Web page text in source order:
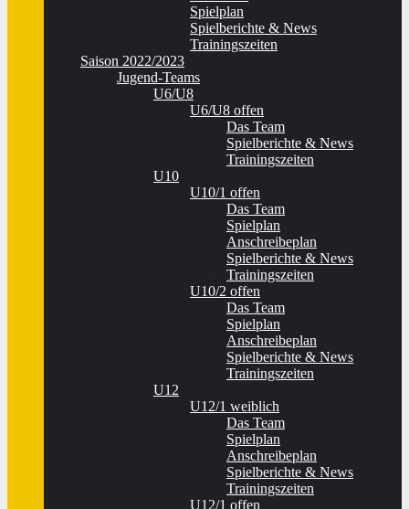
Spielplan
Spielberichte & News
Trainingszeiten
Saison 2022/2023
Jugend-Teams
U6/U8
U6/U8 offen
Das Team
Spielberichte & News
Trainingszeiten
U10
U10/1 offen
Das Team
Spielplan
Anschreibeplan
Spielberichte & News
Trainingszeiten
U10/2 offen
Das Team
Spielplan
Anschreibeplan
Spielberichte & News
Trainingszeiten
U12
U12/1 weiblich
Das Team
Spielplan
Anschreibeplan
Spielberichte & News
Trainingszeiten
U12/1 offen